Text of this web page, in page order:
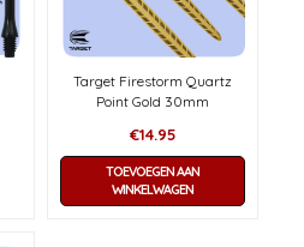
Target Firestorm Quartz
Point Gold 30mm
€14.95
TOEVOEGEN AAN
WINKELWAGEN